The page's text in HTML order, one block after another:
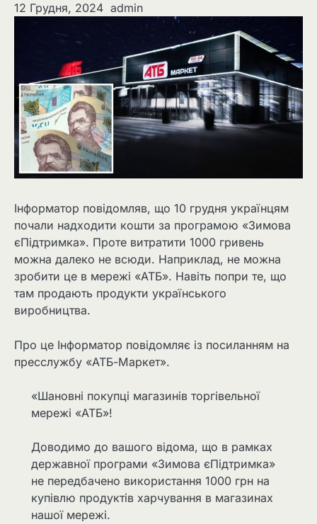
12 Грудня, 2024 admin
Інформатор повідомляв, що 10 грудня українцям
почали надходити кошти за програмою «Зимова
єПідтримка». Проте витратити 1000 гривень
можна далеко не всюди. Наприклад, не можна
зробити це в мережі «АТБ». Навіть попри те, що
там продають продукти українського
виробництва.
Про це Інформатор повідомляє із посиланням на
пресслужбу «АТБ-Маркет».
«Шановні покупці магазинів торгівельної
мережі «АТБ»!
Доводимо до вашого відома, що в рамках
державної програми «Зимова єПідтримка»
не передбачено використання 1000 грн на
купівлю продуктів харчування в магазинах
нашої мережі.